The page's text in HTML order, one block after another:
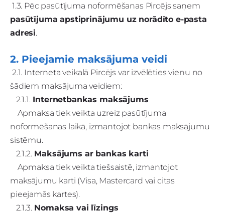
1.3. Pēc pasūtījuma noformēšanas Pircējs saņem
pasūtījuma apstiprinājumu uz norādīto e-pasta
adresi.
2. Pieejamie maksājuma veidi
2.1. Interneta veikalā Pircējs var izvēlēties vienu no
šādiem maksājuma veidiem:
2.1.1.Internetbankas maksājums
Apmaksa tiek veikta uzreiz pasūtījuma
noformēšanas laikā, izmantojot bankas maksājumu
sistēmu.
2.1.2.Maksājums ar bankas karti
Apmaksa tiek veikta tiešsaistē, izmantojot
maksājumu karti (Visa, Mastercard vai citas
pieejamās kartes).
2.1.3.Nomaksa vai līzings